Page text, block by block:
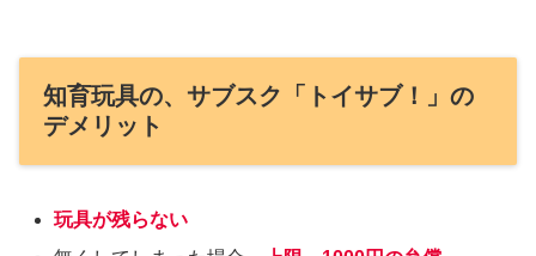
知育玩具の、サブスク「トイサブ！」の
デメリット
玩具が残らない